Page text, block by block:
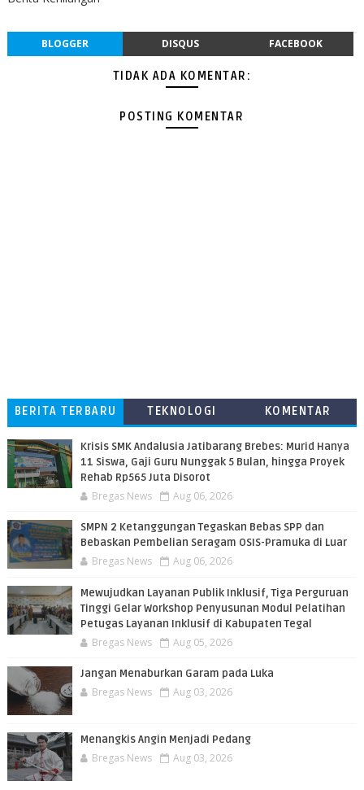
BLOGGER DISQUS FACEBOOK
TIDAK ADA KOMENTAR:
POSTING KOMENTAR
BERITA TERBARU TEKNOLOGI
KOMENTAR
Krisis SMK Andalusia Jatibarang Brebes: Murid Hanya
11 Siswa, Gaji Guru Nunggak 5 Bulan, hingga Proyek
Rehab Rp565 Juta Disorot
Bregas News Aug 06, 2026
SMPN 2 Ketanggungan Tegaskan Bebas SPP dan
Bebaskan Pembelian Seragam OSIS-Pramuka di Luar
Bregas News Aug 06, 2026
​Mewujudkan Layanan Publik Inklusif, Tiga Perguruan
Tinggi Gelar Workshop Penyusunan Modul Pelatihan
Petugas Layanan Inklusif di Kabupaten Tegal
Bregas News Aug 05, 2026
Jangan Menaburkan Garam pada Luka
Bregas News Aug 03, 2026
Menangkis Angin Menjadi Pedang
Bregas News Aug 03, 2026